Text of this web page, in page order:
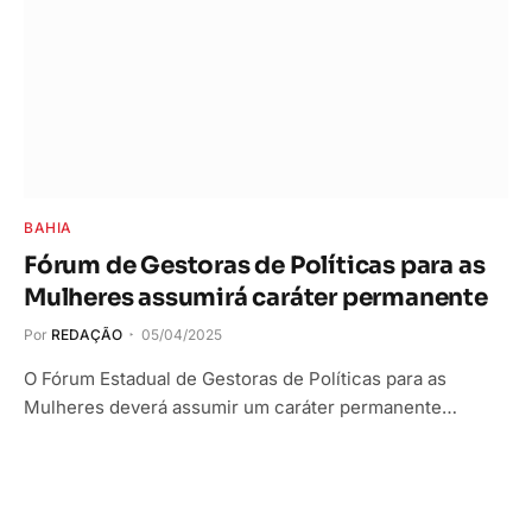
BAHIA
Fórum de Gestoras de Políticas para as
Mulheres assumirá caráter permanente
Por REDAÇÃO 05/04/2025
O Fórum Estadual de Gestoras de Políticas para as
Mulheres deverá assumir um caráter permanente…